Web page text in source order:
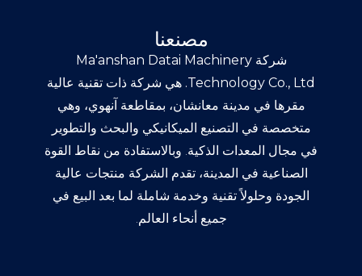
مصنعنا
شركة Ma'anshan Datai Machinery
Technology Co., Ltd. هي شركة ذات تقنية عالية
مقرها في مدينة معانشان، بمقاطعة آنهوي، وهي
متخصصة في التصنيع الميكانيكي والبحث والتطوير
في مجال المعدات الذكية. وبالاستفادة من نقاط القوة
الصناعية في المدينة، تقدم الشركة منتجات عالية
الجودة وحلولاً تقنية وخدمة شاملة لما بعد البيع في
جميع أنحاء العالم.